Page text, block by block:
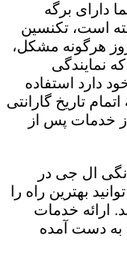
دارای برگه
است، تکنسین
هرگونه مشکل،
نمایندگی
دارد استفاده
تاریخ گارانتی
خدمات پس از
ال جی در
بهترین راه را
ارائه خدمات
به دست آمده